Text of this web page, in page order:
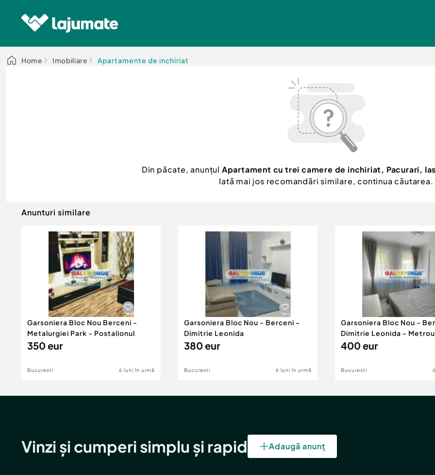
Home Imobiliare Apartamente de inchiriat
Din păcate, anunțul Apartament cu trei camere de inchiriat, Pacurari,
Iată mai jos recomandări similare, continua căutarea.
Anunturi similare
Garsoniera Bloc Nou Berceni -
Metalurgiei Park - Postalionul
350 eur
Bucuresti 6 luni în urmă
Garsoniera Bloc Nou - Berceni -
Dimitrie Leonida
380 eur
Bucuresti 6 luni în urmă
Garsoniera Bloc Nou -
Dimitrie Leonida -
400 eur
Bucuresti
Vinzi și cumperi simplu și rapid Adaugă anunț